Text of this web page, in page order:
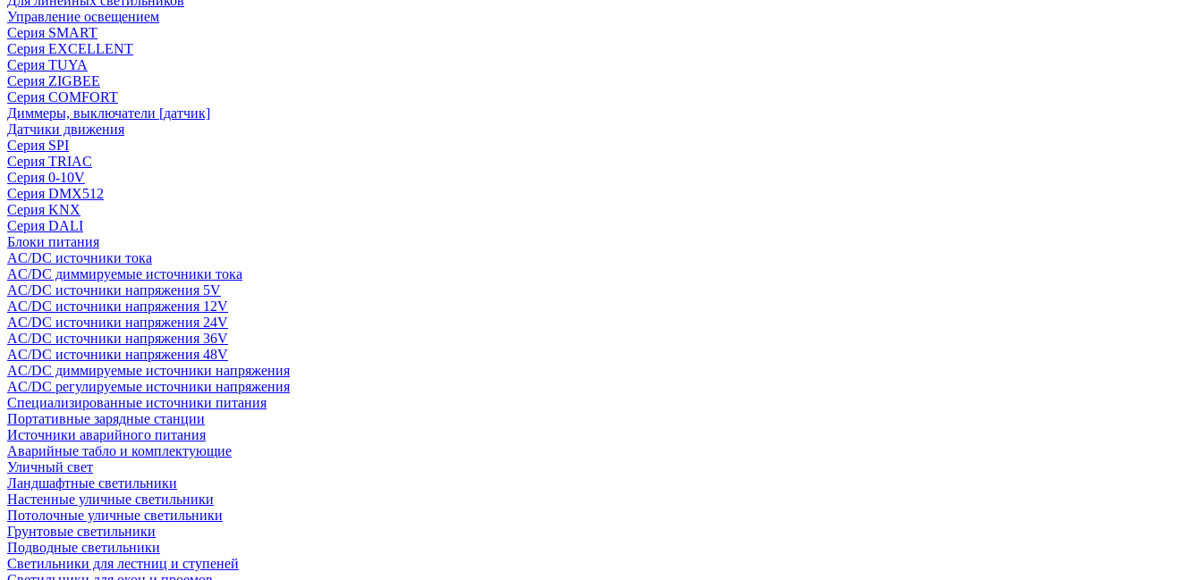
Управление освещением
Серия SMART
Серия EXCELLENT
Серия TUYA
Серия ZIGBEE
Серия COMFORT
Диммеры, выключатели [датчик]
Датчики движения
Серия SPI
Серия TRIAC
Серия 0-10V
Серия DMX512
Серия KNX
Серия DALI
Блоки питания
AC/DC источники тока
AC/DC диммируемые источники тока
AC/DC источники напряжения 5V
AC/DC источники напряжения 12V
AC/DC источники напряжения 24V
AC/DC источники напряжения 36V
AC/DC источники напряжения 48V
AC/DC диммируемые источники напряжения
AC/DC регулируемые источники напряжения
Специализированные источники питания
Портативные зарядные станции
Источники аварийного питания
Аварийные табло и комплектующие
Уличный свет
Ландшафтные светильники
Настенные уличные светильники
Потолочные уличные светильники
Грунтовые светильники
Подводные светильники
Светильники для лестниц и ступеней